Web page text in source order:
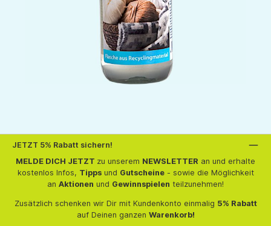
JETZT 5% Rabatt sichern!
MELDE DICH JETZT zu unserem NEWSLETTER an und erhalte
kostenlos Infos, Tippsund Gutscheine- sowie die Möglichkeit
an Aktionen und Gewinnspielen teilzunehmen!
Zusätzlich schenken wir Dir mit Kundenkonto einmalig 5% Rabatt
auf Deinen ganzen Warenkorb!